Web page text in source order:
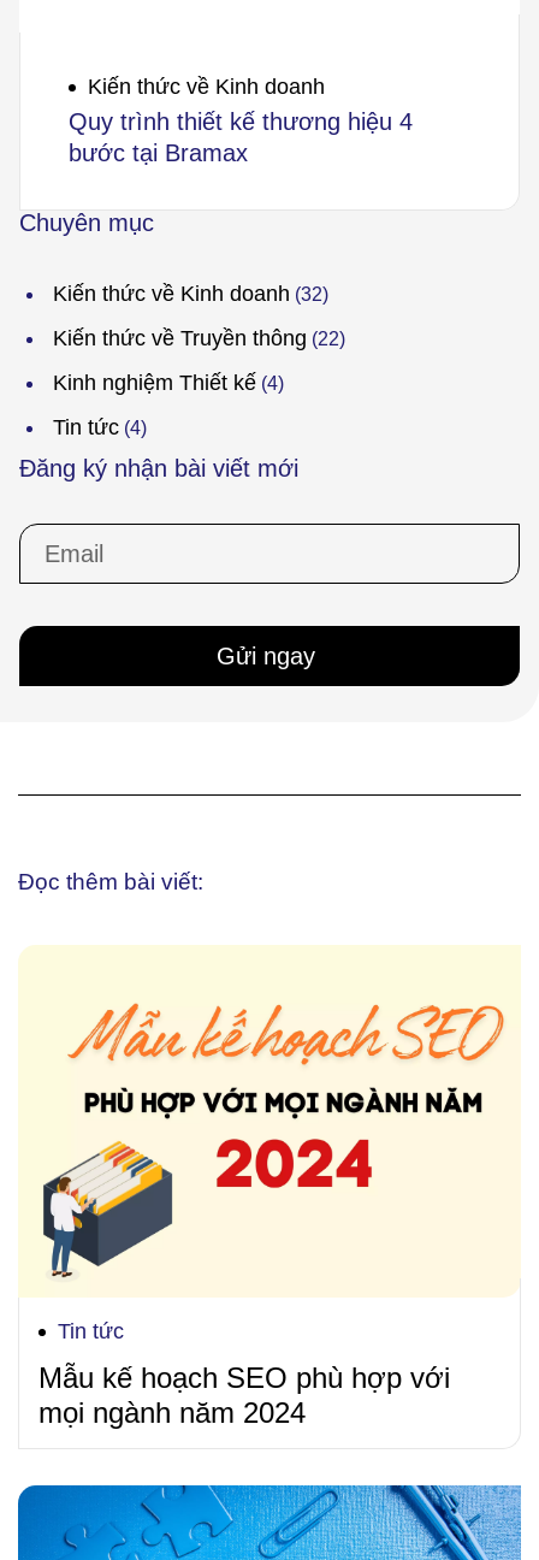
Kiến thức về Kinh doanh
Quy trình thiết kế thương hiệu 4
bước tại Bramax
Chuyên mục
Kiến thức về Kinh doanh (32)
Kiến thức về Truyền thông (22)
Kinh nghiệm Thiết kế (4)
Tin tức (4)
Đăng ký nhận bài viết mới
Gửi ngay
Đọc thêm bài viết:
Tin tức
Mẫu kế hoạch SEO phù hợp với
mọi ngành năm 2024